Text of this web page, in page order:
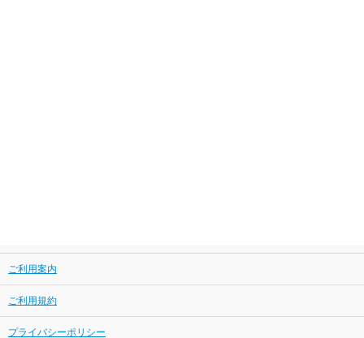
ご利用案内
ご利用規約
プライバシーポリシー